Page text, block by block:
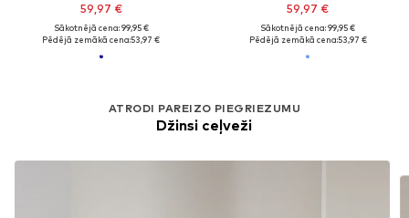
59,97 €
Sākotnējā cena: 99,95 €
Pēdējā zemākā cena:53,97 €
59,97 €
Sākotnējā cena: 99,95 €
Pēdējā zemākā cena:53,97 €
ATRODI PAREIZO PIEGRIEZUMU
Džinsi ceļveži